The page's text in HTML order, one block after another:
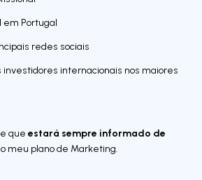
em Portugal
redes sociais
internacionais nos maiores
que estará sempre informado de
meu plano de Marketing.